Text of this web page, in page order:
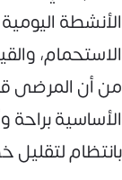
الأنشطة
الاستحمام،
من أن المرضى
الأساسية
بانتظام